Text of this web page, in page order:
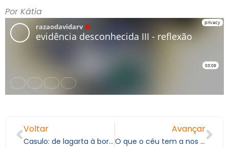
Por Kátia
Voltar
Casulo: de lagarta à borboleta! VI
Avançar
O que o céu tem a nos contar?